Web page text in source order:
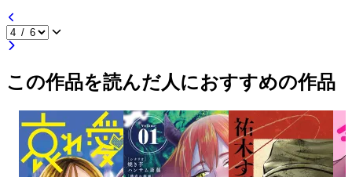
この作品を読んだ人におすすめの作品